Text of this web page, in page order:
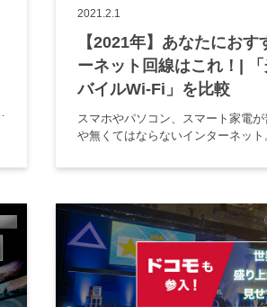
2021.2.1
【2021年】あなたにおす
ーネット回線はこれ！|
バイルWi-Fi」を比較
スマホやパソコン、スマート家電
や無くてはならないインターネット
とで、インターネットはますます